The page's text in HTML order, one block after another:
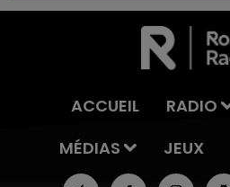
ACCUEIL RADIO
MÉDIAS
JEUX